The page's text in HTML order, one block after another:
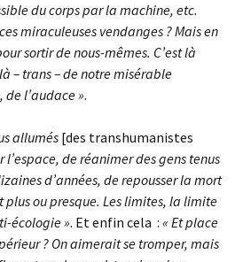
du corps par la machine, etc.
miraculeuses vendanges ? Mais en
sortir de nous-mêmes. C’est là
– trans – de notre misérable
de l’audace ».
allumés [des transhumanistes
de réanimer des gens tenus
d’années, de repousser la mort
plus ou presque. Les limites, la limite
écologie ». Et enfin cela : « Et place
? On aimerait se tromper, mais